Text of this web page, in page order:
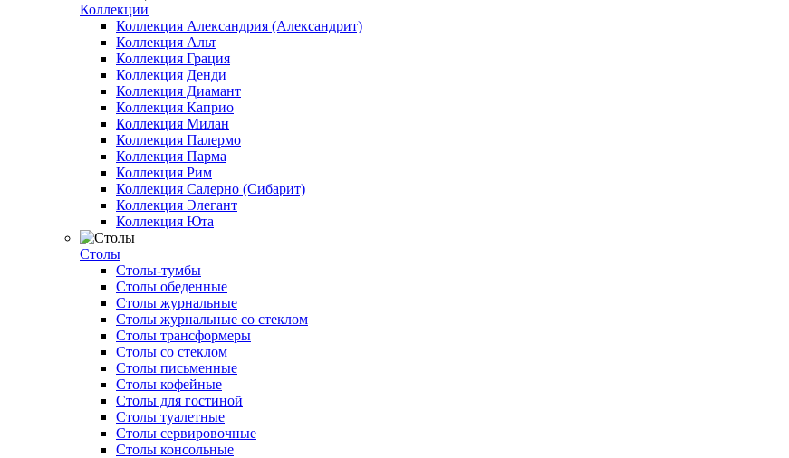
Коллекции
Коллекция Александрия (Александрит)
Коллекция Альт
Коллекция Грация
Коллекция Денди
Коллекция Диамант
Коллекция Каприо
Коллекция Милан
Коллекция Палермо
Коллекция Парма
Коллекция Рим
Коллекция Салерно (Сибарит)
Коллекция Элегант
Коллекция Юта
Столы
Столы-тумбы
Столы обеденные
Столы журнальные
Столы журнальные со стеклом
Столы трансформеры
Столы со стеклом
Столы письменные
Столы кофейные
Столы для гостиной
Столы туалетные
Столы сервировочные
Столы консольные